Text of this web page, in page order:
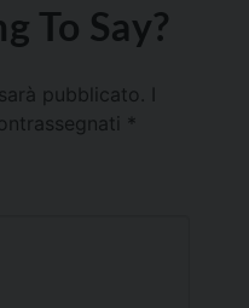
To Say?
pubblicato.
*